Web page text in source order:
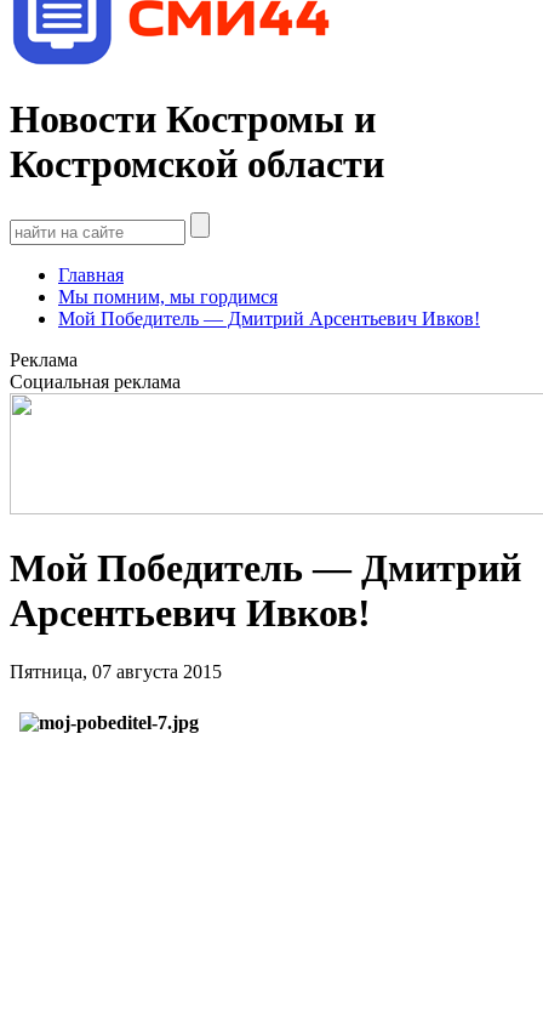
Новости Костромы и
Костромской области
Главная
Мы помним, мы гордимся
Мой Победитель — Дмитрий Арсентьевич Ивков!
Реклама
Социальная реклама
Мой Победитель — Дмитрий
Арсентьевич Ивков!
Пятница, 07 августа 2015